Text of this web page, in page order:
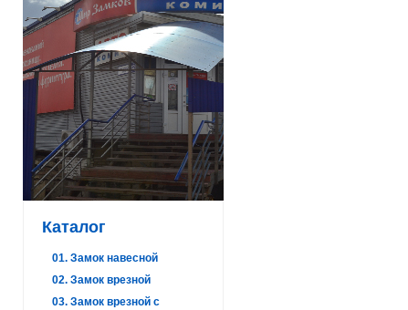
Каталог
01. Замок навесной
02. Замок врезной
03. Замок врезной с